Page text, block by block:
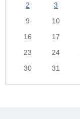
2
3
9
10
16
17
23
24
30
31